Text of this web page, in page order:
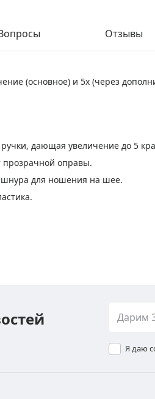
Отзывы
(основное) и 5х (через
дающая увеличение до 5
прозрачной оправы.
шнура для ношения на шее.
Я даю